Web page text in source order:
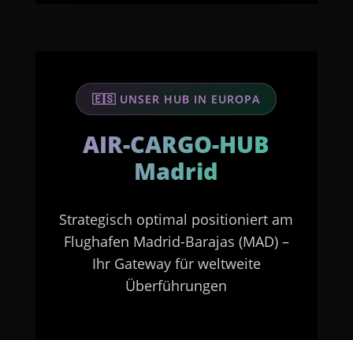
🇪🇸 UNSER HUB IN EUROPA
AIR-CARGO-HUB
Madrid
Strategisch optimal positioniert am
Flughafen Madrid-Barajas (MAD) –
Ihr Gateway für weltweite
Überführungen